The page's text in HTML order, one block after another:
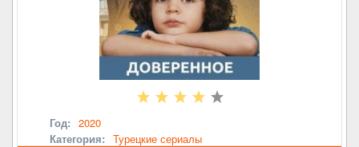
Год: 2020
Категория: Турецкие сериалы